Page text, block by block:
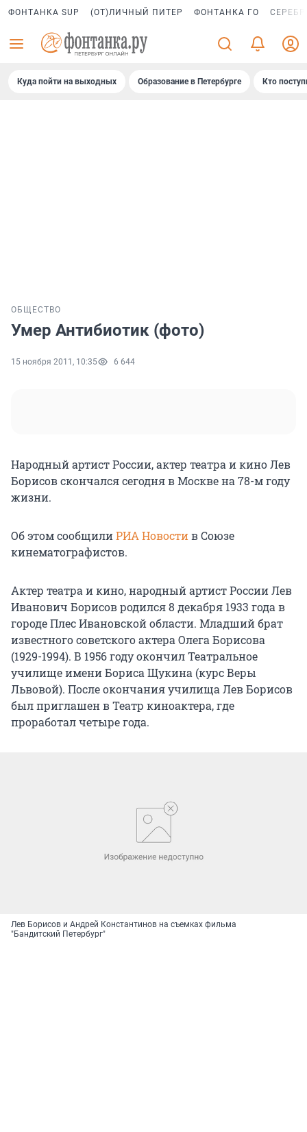
ФОНТАНКА SUP (ОТ)ЛИЧНЫЙ ПИТЕР ФОНТАНКА ГО
Куда пойти на выходных Образование в Петербурге Кто
ОБЩЕСТВО
Умер Антибиотик (фото)
15 ноября 2011, 10:35 6 644
Народный артист России, актер театра и кино Лев
Борисов скончался сегодня в Москве на 78-м году
жизни.
Об этом сообщилиРИА Новостив Союзе
кинематографистов.
Актер театра и кино, народный артист России Лев
Иванович Борисов родился 8 декабря 1933 года в
городе Плес Ивановской области. Младший брат
известного советского актера Олега Борисова
(1929-1994). В 1956 году окончил Театральное
училище имени Бориса Щукина (курс Веры
Львовой). После окончания училища Лев Борисов
был приглашен в Театр киноактера, где
проработал четыре года.
Лев Борисов и Андрей Константинов на съемках фильма
"Бандитский Петербург"